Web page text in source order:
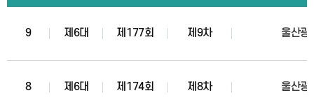
9 제6대 제177회 제9차 울산광
8 제6대 제174회 제8차 울산광